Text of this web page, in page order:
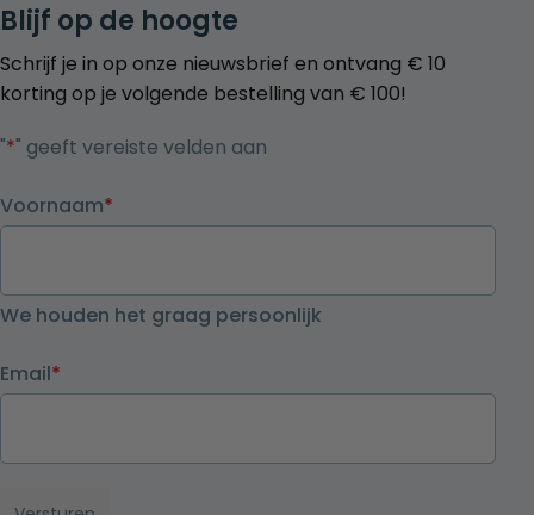
Blijf op de hoogte
Schrijf je in op onze nieuwsbrief en ontvang € 10
korting op je volgende bestelling van € 100!
"*" geeft vereiste velden aan
Voornaam*
We houden het graag persoonlijk
Email*